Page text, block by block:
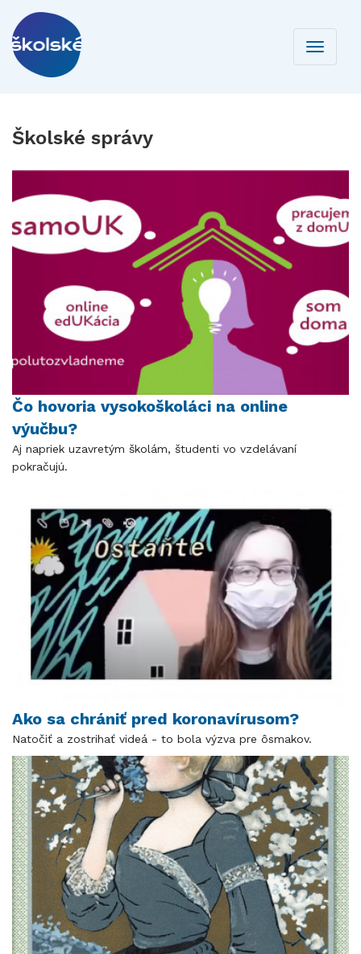
Toggle
Školské správy
Čo hovoria vysokoškoláci na online
výučbu?
Aj napriek uzavretým školám, študenti vo vzdelávaní
pokračujú.
Ako sa chrániť pred koronavírusom?
Natočiť a zostrihať videá - to bola výzva pre ôsmakov.